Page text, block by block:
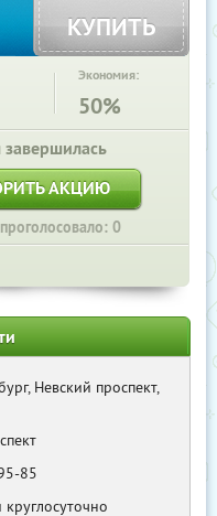
КУПИТЬ
Экономия:
50%
АКЦИЮ
0
Невский проспект,
85